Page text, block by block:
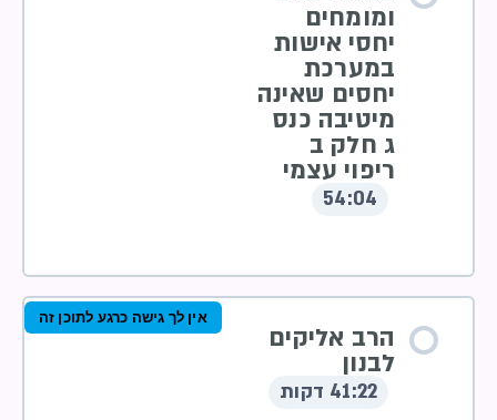
ומומחים
יחסי אישות
במערכת
יחסים שאינה
מיטיבה כנס
ג חלק ב
ריפוי עצמי
54:04
הרב אליקים
לבנון
41:22 דקות
אין לך גישה כרגע לתוכן זה